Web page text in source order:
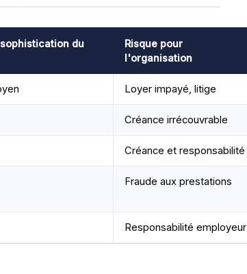
du
Risque pour
l'organisation
Loyer impayé, litige
Créance irrécouvrable
Créance et responsabilité
Fraude aux prestations
Responsabilité employeur